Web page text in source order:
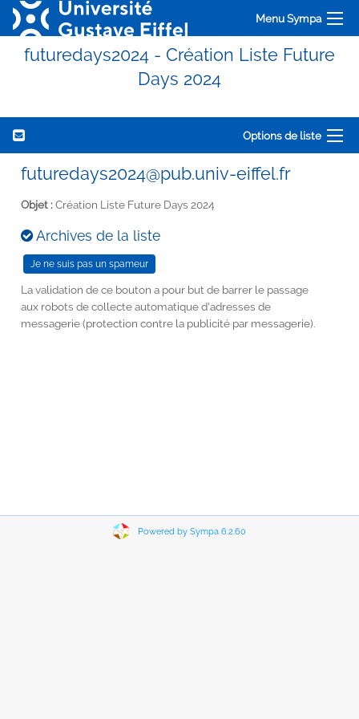
Menu Sympa
futuredays2024 - Création Liste Future
Days 2024
Options de liste
futuredays2024@pub.univ-eiffel.fr
Objet :Création Liste Future Days 2024
Archives de la liste
La validation de ce bouton a pour but de barrer le passage
aux robots de collecte automatique d'adresses de
messagerie (protection contre la publicité par messagerie).
Powered by Sympa 6.2.60